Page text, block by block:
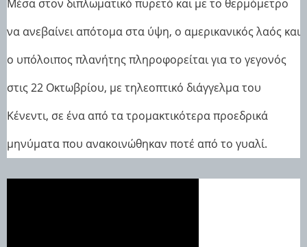
Μέσα στον διπλωματικό πυρετό και με το θερμόμετρο
να ανεβαίνει απότομα στα ύψη, ο αμερικανικός λαός και
ο υπόλοιπος πλανήτης πληροφορείται για το γεγονός
στις 22 Οκτωβρίου, με τηλεοπτικό διάγγελμα του
Κένεντι, σε ένα από τα τρομακτικότερα προεδρικά
μηνύματα που ανακοινώθηκαν ποτέ από το γυαλί.